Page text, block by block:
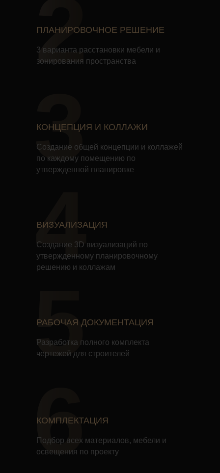
6
5
4
3
2
3 варианта расстановки мебели и
зонирования пространства
Создание общей концепции и коллажей
по каждому помещению по
утвержденной планировке
ПЛАНИРОВОЧНОЕ РЕШЕНИЕ
КОНЦЕПЦИЯ И КОЛЛАЖИ
Создание 3D визуализаций по
утвержденному планировочному
решению и коллажам
Разработка полного комплекта
чертежей для строителей
Подбор всех материалов, мебели и
освещения по проекту
ВИЗУАЛИЗАЦИЯ
РАБОЧАЯ ДОКУМЕНТАЦИЯ
КОМПЛЕКТАЦИЯ